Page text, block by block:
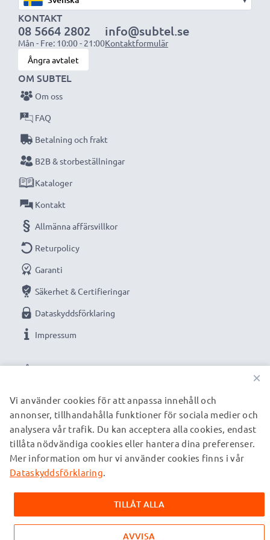
KONTAKT
08 5664 2802
Mån - Fre: 10:00 - 21:00
info@subtel.se
Kontaktformulär
Ångra avtalet
VÅRA BETALNINGSALTERNATIV
OM SUBTEL
Om oss
FAQ
Betalning och frakt
B2B & storbeställningar
Kataloger
Kontakt
Allmänna affärsvillkor
Returpolicy
Garanti
Säkerhet & Certifieringar
Dataskyddsförklaring
Impressum
VÅRA FRAKTPARTNERS
© subtel.se 2026
Alla priser är inklusive moms och exklusive fraktkostnader.
varumärken tillhörande deras ägare och anges på våra
webbsidor enbart för att ge information om våra produkter.
×
Vi använder cookies för att anpassa innehåll och
annonser, tillhandahålla funktioner för sociala medier och
analysera vår trafik. Du kan acceptera alla cookies, endast
tillåta nödvändiga cookies eller hantera dina preferenser.
Mer information om hur vi använder cookies finns i vår
Dataskyddsförklaring.
TILLÅT ALLA
AVVISA